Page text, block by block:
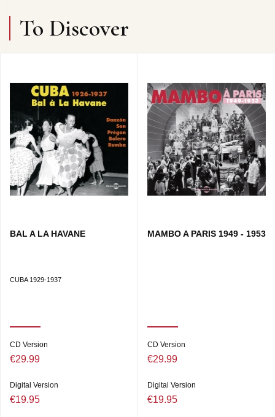
To Discover
BAL A LA HAVANE
CUBA 1929-1937
CD Version
€29.99
Digital Version
€19.95
MAMBO A PARIS 1949 - 1953
CD Version
€29.99
Digital Version
€19.95